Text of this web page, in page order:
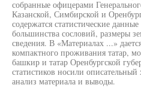
собранные офицерами
Казанской, Симбирской и
содержатся статистические
большинства сословий, размеры
сведения. В «Материалах ...»
компактного проживания татар,
башкир и татар Оренбургской
статистиков носили описательный
анализ материала и выводы.